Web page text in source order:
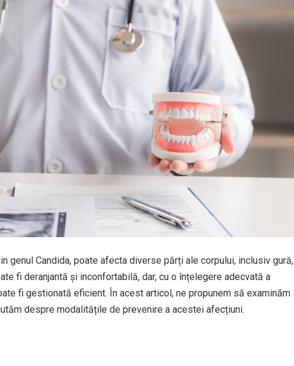
genul Candida, poate afecta diverse părți ale corpului, inclusiv gură,
fi deranjantă și inconfortabilă, dar, cu o înțelegere adecvată a
fi gestionată eficient. În acest articol, ne propunem să examinăm
despre modalitățile de prevenire a acestei afecțiuni.